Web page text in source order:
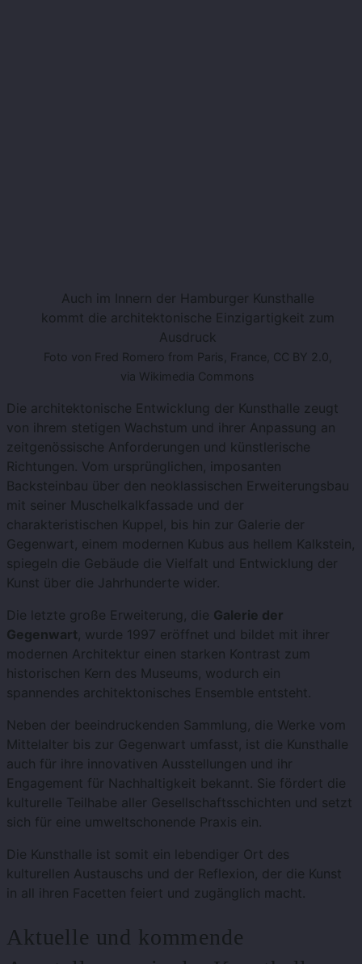
Auch im Innern der Hamburger Kunsthalle
kommt die architektonische Einzigartigkeit zum
Ausdruck
Foto von Fred Romero from Paris, France, CC BY 2.0,
via Wikimedia Commons
Die architektonische Entwicklung der Kunsthalle zeugt
von ihrem stetigen Wachstum und ihrer Anpassung an
zeitgenössische Anforderungen und künstlerische
Richtungen. Vom ursprünglichen, imposanten
Backsteinbau über den neoklassischen Erweiterungsbau
mit seiner Muschelkalkfassade und der
charakteristischen Kuppel, bis hin zur Galerie der
Gegenwart, einem modernen Kubus aus hellem Kalkstein,
spiegeln die Gebäude die Vielfalt und Entwicklung der
Kunst über die Jahrhunderte wider.
Die letzte große Erweiterung, die Galerie der
Gegenwart, wurde 1997 eröffnet und bildet mit ihrer
modernen Architektur einen starken Kontrast zum
historischen Kern des Museums, wodurch ein
spannendes architektonisches Ensemble entsteht.
Neben der beeindruckenden Sammlung, die Werke vom
Mittelalter bis zur Gegenwart umfasst, ist die Kunsthalle
auch für ihre innovativen Ausstellungen und ihr
Engagement für Nachhaltigkeit bekannt. Sie fördert die
kulturelle Teilhabe aller Gesellschaftsschichten und setzt
sich für eine umweltschonende Praxis ein.
Die Kunsthalle ist somit ein lebendiger Ort des
kulturellen Austauschs und der Reflexion, der die Kunst
in all ihren Facetten feiert und zugänglich macht.
Aktuelle und kommende